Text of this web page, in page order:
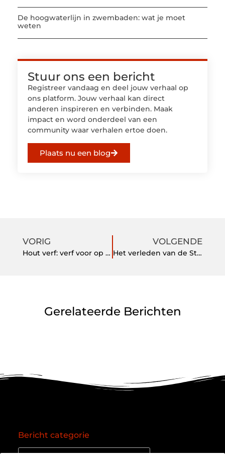
De hoogwaterlijn in zwembaden: wat je moet
weten
Stuur ons een bericht
Registreer vandaag en deel jouw verhaal op
ons platform. Jouw verhaal kan direct
anderen inspireren en verbinden. Maak
impact en word onderdeel van een
community waar verhalen ertoe doen.
Plaats nu een blog
VORIG
Hout verf: verf voor op hout
VOLGENDE
Het verleden van de Studs
Gerelateerde Berichten
Bericht categorie